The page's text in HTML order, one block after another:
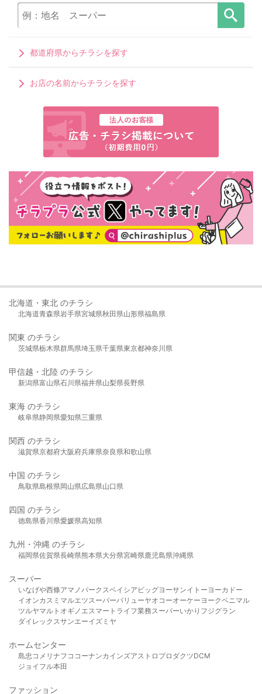
都道府県からチラシを探す
お店の名前からチラシを探す
北海道・東北 のチラシ
北海道青森県岩手県宮城県秋田県山形県福島県
関東 のチラシ
茨城県栃木県群馬県埼玉県千葉県東京都神奈川県
甲信越・北陸 のチラシ
新潟県富山県石川県福井県山梨県長野県
東海 のチラシ
岐阜県静岡県愛知県三重県
関西 のチラシ
滋賀県京都府大阪府兵庫県奈良県和歌山県
中国 のチラシ
鳥取県島根県岡山県広島県山口県
四国 のチラシ
徳島県香川県愛媛県高知県
九州・沖縄 のチラシ
福岡県佐賀県長崎県熊本県大分県宮崎県鹿児島県沖縄県
スーパー
いなげや西條アマノパークスベイシア ビッグヨーサンイトーヨーカドー
イオンカスミ マルエツスーパーバリューヤオコーオーケー ヨークベニマル
ツルヤマルト オギノ エスマート ライフ業務スーパーいかり フジグラン
ダイレックスサンエーイズミヤ
ホームセンター
島忠 コメリ ナフコ コーナンカインズアストロプロダクツDCM
ジョイフル本田
ファッション